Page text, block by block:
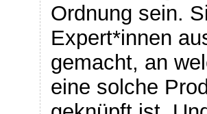
Ordnung sein.
Expert*innen
gemacht, an
eine solche